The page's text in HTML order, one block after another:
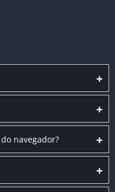
+
+
+
navegador?
+